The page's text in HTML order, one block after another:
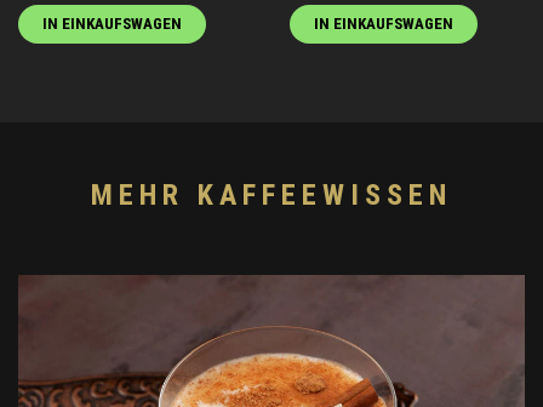
IN EINKAUFSWAGEN IN EINKAUFSWAGEN
MEHR KAFFEEWISSEN